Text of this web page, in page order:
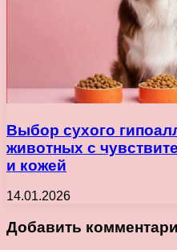
Выбор сухого
животных с
и кожей
14.01.2026
Добавить